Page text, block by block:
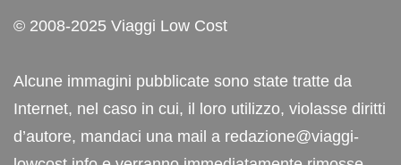
© 2008-2025 Viaggi Low Cost
Alcune immagini pubblicate sono state tratte da
Internet, nel caso in cui, il loro utilizzo, violasse diritti
d’autore, mandaci una mail a redazione@viaggi-